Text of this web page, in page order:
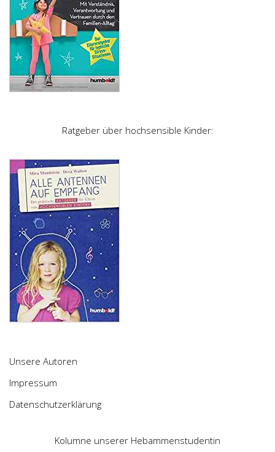
Ratgeber über hochsensible Kinder:
Unsere Autoren
Impressum
Datenschutzerklärung
Kolumne unserer Hebammenstudentin